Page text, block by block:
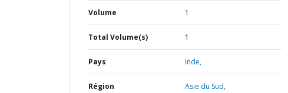
Volume 1
Total Volume(s) 1
Pays Inde,
Région Asie du Sud,